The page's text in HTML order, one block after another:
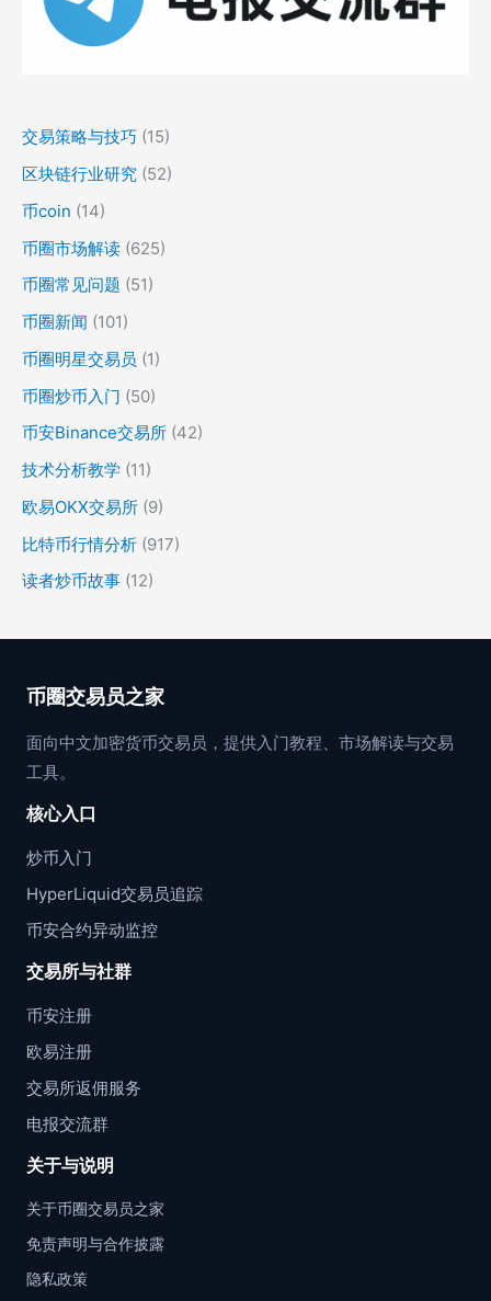
交易策略与技巧 (15)
区块链行业研究 (52)
币coin (14)
币圈市场解读 (625)
币圈常见问题 (51)
币圈新闻 (101)
币圈明星交易员 (1)
币圈炒币入门 (50)
币安Binance交易所 (42)
技术分析教学 (11)
欧易OKX交易所 (9)
比特币行情分析 (917)
读者炒币故事 (12)
币圈交易员之家
面向中文加密货币交易员，提供入门教程、市场解读与交易
工具。
核心入口
炒币入门
HyperLiquid交易员追踪
币安合约异动监控
交易所与社群
币安注册
欧易注册
交易所返佣服务
电报交流群
关于与说明
关于币圈交易员之家
免责声明与合作披露
隐私政策